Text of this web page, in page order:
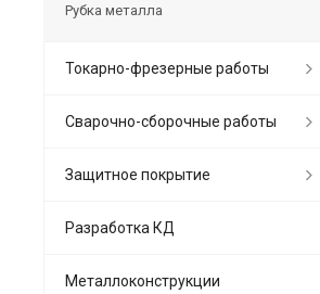
Рубка металла
Токарно-фрезерные работы
Сварочно-сборочные работы
Защитное покрытие
Разработка КД
Металлоконструкции